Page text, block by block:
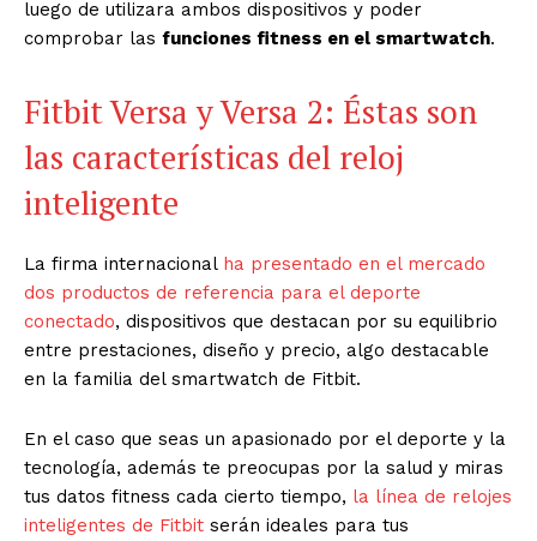
luego de utilizara ambos dispositivos y poder
comprobar las funciones fitness en el smartwatch.
Fitbit Versa y Versa 2: Éstas son
las características del reloj
inteligente
La firma internacional ha presentado en el mercado
dos productos de referencia para el deporte
conectado, dispositivos que destacan por su equilibrio
entre prestaciones, diseño y precio, algo destacable
en la familia del smartwatch de Fitbit.
En el caso que seas un apasionado por el deporte y la
tecnología, además te preocupas por la salud y miras
tus datos fitness cada cierto tiempo, la línea de relojes
inteligentes de Fitbit serán ideales para tus